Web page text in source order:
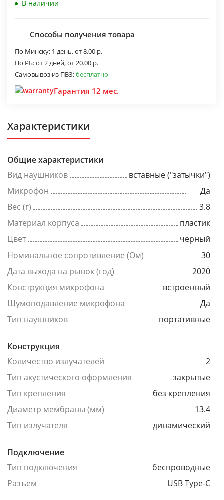
В наличии
Способы получения товара
По Минску: 1 день,от 8.00 р.
По РБ:от 2 дней,от 20.00 р.
Самовывоз из ПВЗ:бесплатно
Гарантия 12 мес.
Характеристики
Общие характеристики
Вид наушников
вставные ("затычки")
Микрофон
Да
Вес (г)
3.8
Материал корпуса
пластик
Цвет
черный
Номинальное сопротивление (Ом)
30
Дата выхода на рынок (год)
2020
Конструкция микрофона
встроенный
Шумоподавление микрофона
Да
Тип наушников
портативные
Конструкция
Количество излучателей
2
Тип акустического оформления
закрытые
Тип крепления
без крепления
Диаметр мембраны (мм)
13.4
Тип излучателя
динамический
Подключение
Тип подключения
беспроводные
Разъем
USB Type-C